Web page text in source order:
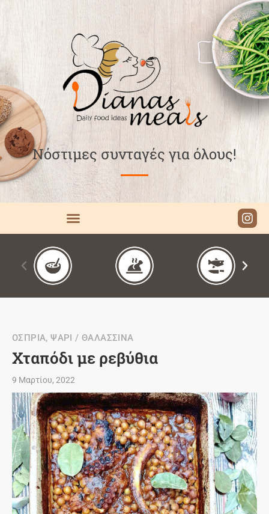
Νόστιμες συνταγές για όλους!
ΟΣΠΡΙΑ,ΨΑΡΙ / ΘΑΛΑΣΣΙΝΑ
Χταπόδι με ρεβύθια
9 Μαρτίου, 2022